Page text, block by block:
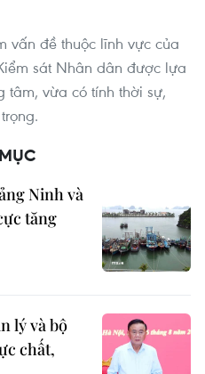
vấn đề thuộc lĩnh vực của
sát Nhân dân được lựa
tâm, vừa có tính thời sự,
Ninh và
tăng
lý và bộ
chất,